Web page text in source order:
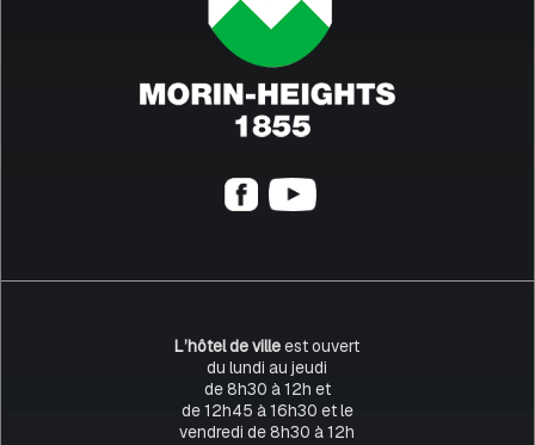
L’hôtel de villeest ouvert
du lundi au jeudi
de 8h30 à 12h et
de 12h45 à 16h30 et le
vendredi de 8h30 à 12h